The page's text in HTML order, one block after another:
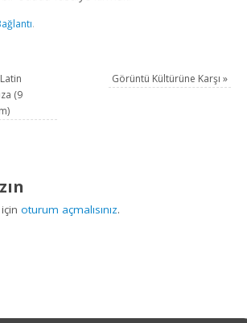
.
(9
Görüntü Kültürüne Karşı »
içinoturum açmalısınız.